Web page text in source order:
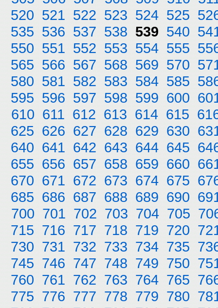
520 521 522 523 524 525
535 536 537 538 539 540
550 551 552 553 554 555
565 566 567 568 569 570
580 581 582 583 584 585
595 596 597 598 599 600
610 611 612 613 614 615
625 626 627 628 629 630
640 641 642 643 644 645
655 656 657 658 659 660
670 671 672 673 674 675
685 686 687 688 689 690
700 701 702 703 704 705
715 716 717 718 719 720
730 731 732 733 734 735
745 746 747 748 749 750
760 761 762 763 764 765
775 776 777 778 779 780